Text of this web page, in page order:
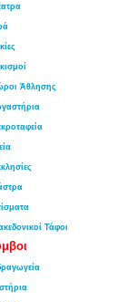
Άθλησης
Τάφοι